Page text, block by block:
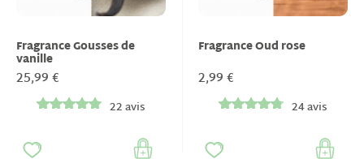
Fragrance Gousses de
vanille
25,99 €
22 avis
Fragrance Oud rose
2,99 €
24 avis